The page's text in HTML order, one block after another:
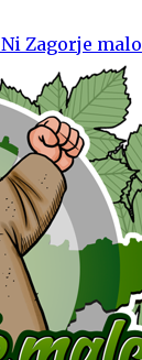
Ni Zagorje malo